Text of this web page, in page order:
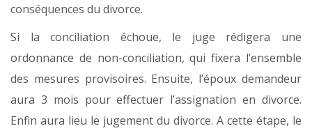
conséquences du divorce.
Si la conciliation échoue, le juge rédigera une
ordonnance de non-conciliation, qui fixera l’ensemble
des mesures provisoires. Ensuite, l’époux demandeur
aura 3 mois pour effectuer l’assignation en divorce.
Enfin aura lieu le jugement du divorce. A cette étape, le